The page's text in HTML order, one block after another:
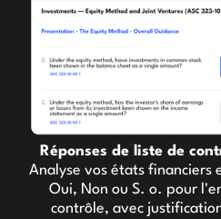
Réponses de liste de
Analyse vos états financiers
Oui, Non ou S. o. pour
contrôle, avec